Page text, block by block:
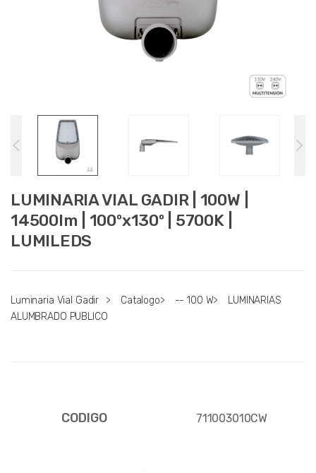
LUMINARIA VIAL GADIR | 100W |
14500lm | 100ºx130º | 5700K |
LUMILEDS
Luminaria Vial Gadir > Catalogo> -- 100 W>
LUMINARIAS
ALUMBRADO PUBLICO
CODIGO 711003010CW